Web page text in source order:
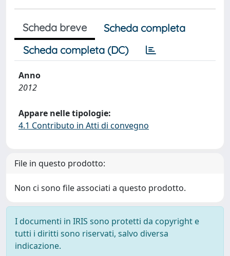
Scheda breve
Scheda completa
Scheda completa (DC)
Anno
2012
Appare nelle tipologie:
4.1 Contributo in Atti di convegno
File in questo prodotto:
Non ci sono file associati a questo prodotto.
I documenti in IRIS sono protetti da copyright e
tutti i diritti sono riservati, salvo diversa
indicazione.